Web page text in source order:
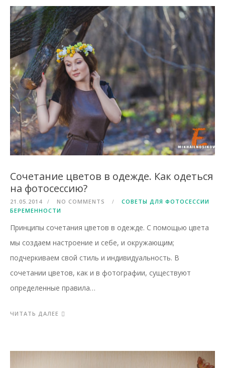
Сочетание цветов в одежде. Как одеться
на фотосессию?
21.05.2014 NO COMMENTS
СОВЕТЫ ДЛЯ ФОТОСЕССИИ
БЕРЕМЕННОСТИ
Принципы сочетания цветов в одежде. С помощью цвета
мы создаем настроение и себе, и окружающим;
подчеркиваем свой стиль и индивидуальность. В
сочетании цветов, как и в фотографии, существуют
определенные правила…
ЧИТАТЬ ДАЛЕЕ